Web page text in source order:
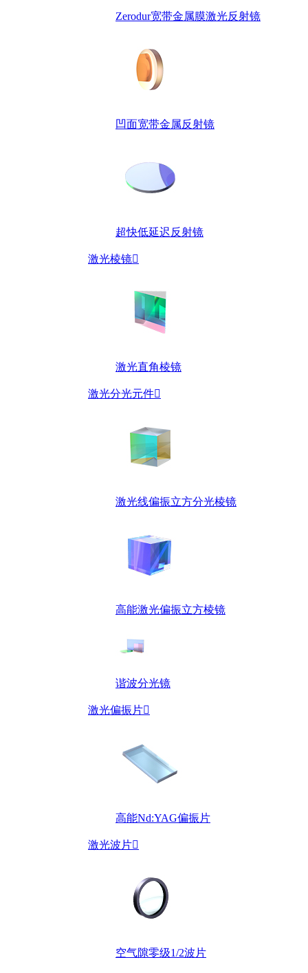
Zerodur宽带金属膜激光反射镜
凹面宽带金属反射镜
超快低延迟反射镜
激光棱镜
激光直角棱镜
激光分光元件
激光线偏振立方分光棱镜
高能激光偏振立方棱镜
谐波分光镜
激光偏振片
高能Nd:YAG偏振片
激光波片
空气隙零级1/2波片